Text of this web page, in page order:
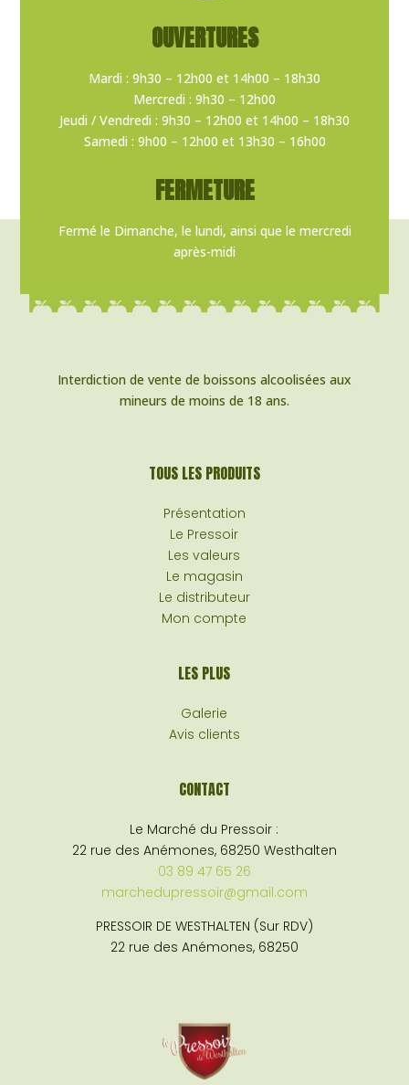
OUVERTURES
Mardi : 9h30 – 12h00 et 14h00 – 18h30
Mercredi : 9h30 – 12h00
Jeudi / Vendredi : 9h30 – 12h00 et 14h00 – 18h30
Samedi : 9h00 – 12h00 et 13h30 – 16h00
FERMETURE
Fermé le Dimanche, le lundi, ainsi que le mercredi
après-midi
Interdiction de vente de boissons alcoolisées aux
mineurs de moins de 18 ans.
TOUS LES PRODUITS
Présentation
Le Pressoir
Les valeurs
Le magasin
Le distributeur
Mon compte
LES PLUS
Galerie
Avis clients
CONTACT
Le Marché du Pressoir :
22 rue des Anémones, 68250 Westhalten
03 89 47 65 26
marchedupressoir@gmail.com
PRESSOIR DE WESTHALTEN (Sur RDV)
22 rue des Anémones, 68250